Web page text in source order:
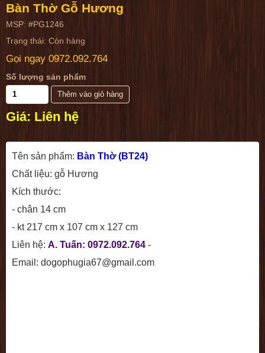
Bàn Thờ Gỗ Hương
MSP: #PG1246
Trạng thái: Còn hàng
Gọi ngay 0972.092.764
Số lượng sản phẩm
Giá: Liên hệ
Tên sản phẩm: Bàn Thờ (BT24)
Chất liệu: gỗ Hương
Kích thước:
- chân 14 cm
- kt 217 cm x 107 cm x 127 cm
Liên hệ: A. Tuấn: 0972.092.764 -
Email: dogophugia67@gmail.com